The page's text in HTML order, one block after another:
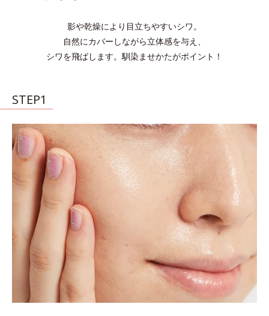
影や乾燥により目立ちやすいシワ。
自然にカバーしながら立体感を与え、
シワを飛ばします。馴染ませかたがポイント！
STEP1